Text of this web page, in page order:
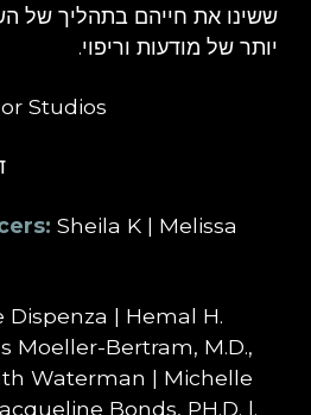
ששינו את חייהם בתהליך של
יותר של מודעות וריפוי.
Studios
Sheila K | Melissa
Dispenza | Hemal H.
Moeller-Bertram, M.D.,
Waterman | Michelle
Bonds, PH.D. |.